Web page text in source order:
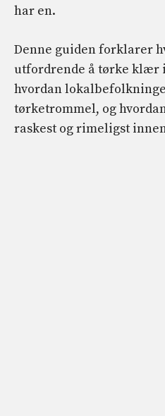
har en.
Denne guiden forklarer
utfordrende å tørke klær
hvordan
tørketrommel, og
raskest og rimeligst